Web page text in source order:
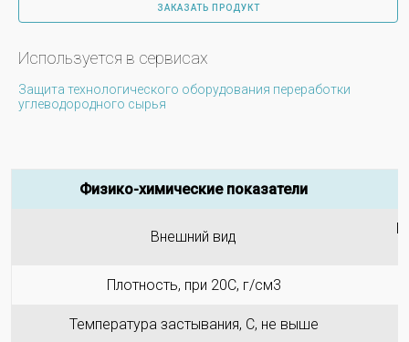
ЗАКАЗАТЬ ПРОДУКТ
Используется в сервисах
Защита технологического оборудования переработки
углеводородного сырья
Физико-химические показатели
Внешний вид
Плотность, при 20С, г/см3
Температура застывания, С, не выше